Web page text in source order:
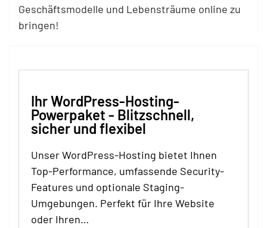
Geschäftsmodelle und Lebensträume online zu
bringen!
Ihr WordPress-Hosting-
Powerpaket - Blitzschnell,
sicher und flexibel
Unser WordPress-Hosting bietet Ihnen
Top-Performance, umfassende Security-
Features und optionale Staging-
Umgebungen. Perfekt für Ihre Website
oder Ihren…